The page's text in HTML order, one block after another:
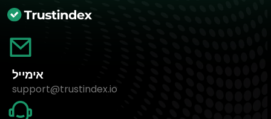
אימייל
support@trustindex.io